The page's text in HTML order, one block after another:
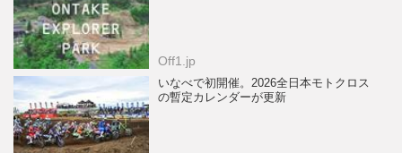
Off1.jp
いなべで初開催。2026全日本モトクロス
の暫定カレンダーが更新